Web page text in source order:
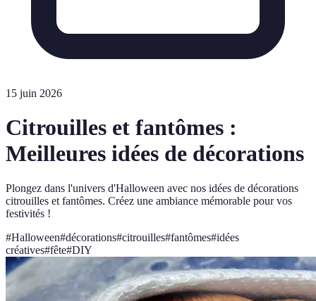
15 juin 2026
Citrouilles et fantômes :
Meilleures idées de décorations
Plongez dans l'univers d'Halloween avec nos idées de décorations
citrouilles et fantômes. Créez une ambiance mémorable pour vos
festivités !
#Halloween#décorations#citrouilles#fantômes#idées
créatives#fête#DIY